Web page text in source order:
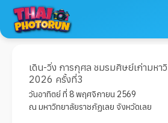
เดิน-วิ่ง การกุศล ชมรมศิษย์เก่ามหา
2026 ครั้งที่3
วันอาทิตย์ ที่ 8 พฤศจิกายน 2569
ณ มหาวิทยาลัยราชภัฏเลย จังหวัดเลย